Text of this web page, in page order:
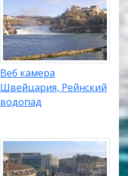
Веб камера
Швейцария, Рейнский
водопад